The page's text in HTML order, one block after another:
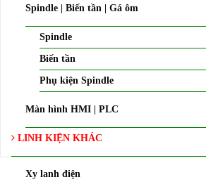
Spindle | Biến tần | Gá ôm
Spindle
Biến tần
Phụ kiện Spindle
Màn hình HMI | PLC
LINH KIỆN KHÁC
Xy lanh điện